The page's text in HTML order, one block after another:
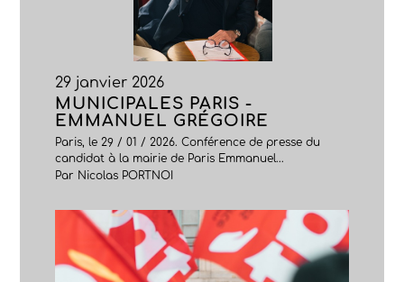
29 janvier 2026
MUNICIPALES PARIS -
EMMANUEL GRÉGOIRE
Paris, le 29 / 01 / 2026. Conférence de presse du
candidat à la mairie de Paris Emmanuel...
Par Nicolas PORTNOI